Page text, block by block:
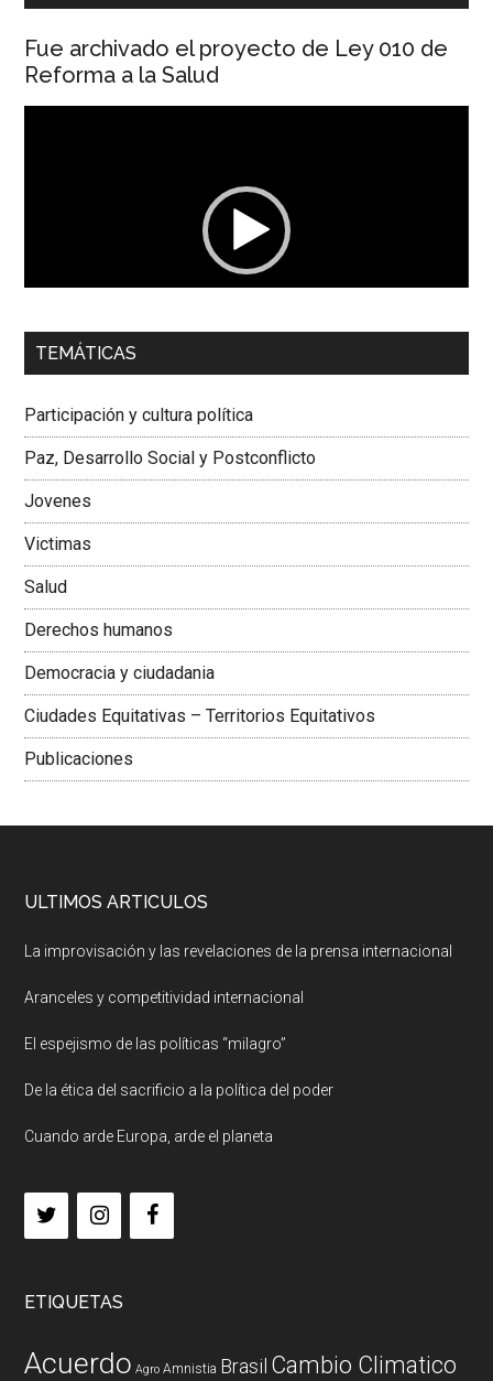
Fue archivado el proyecto de Ley 010 de
Reforma a la Salud
00:00 01:04
Dra. Carolina Corcho Mejía,Presidenta Corporación
Colombiana
TEMÁTICAS
Participación y cultura política
Paz, Desarrollo Social y Postconflicto
Jovenes
Victimas
Salud
Derechos humanos
Democracia y ciudadania
Ciudades Equitativas – Territorios Equitativos
Publicaciones
ULTIMOS ARTICULOS
La improvisación y las revelaciones de la prensa internacional
Aranceles y competitividad internacional
El espejismo de las políticas “milagro”
De la ética del sacrificio a la política del poder
Cuando arde Europa, arde el planeta
ETIQUETAS
Acuerdo Agro Amnistia Brasil Cambio Climatico